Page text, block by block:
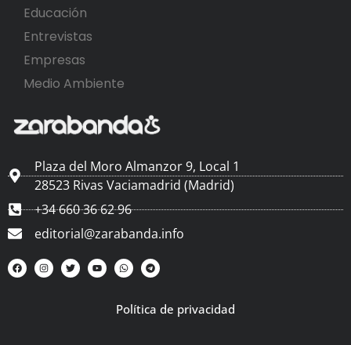
Educación
Entrevistas
Empresas
Medio Ambiente
Plaza del Moro Almanzor 9, Local 1
28523 Rivas Vaciamadrid (Madrid)
+34 660 36 62 96
editorial@zarabanda.info
Política de privacidad